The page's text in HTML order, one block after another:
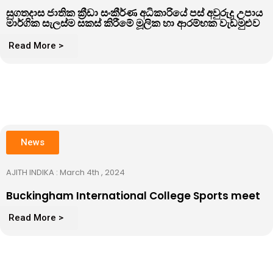
සුගතදාස ජාතික ක්‍රීඩා සංකීර්ණ අධිකාරියේ පස් අවුරුදු උපාය
මාර්ගික සැලස්ම සකස් කිරීමේ මූලික හා ආරම්භක වැඩමුළුව
Read More >
News
AJITH INDIKA : March 4th , 2024
Buckingham International College Sports meet
Read More >